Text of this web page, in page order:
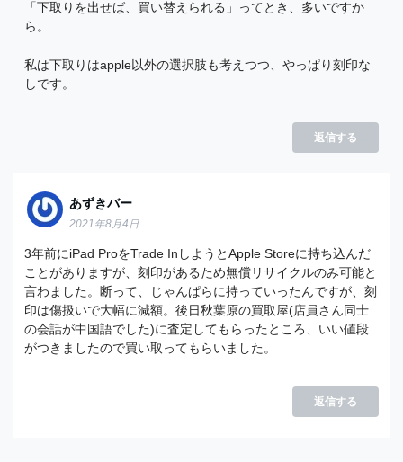
「下取りを出せば、買い替えられる」ってとき、多いですか
ら。
私は下取りはapple以外の選択肢も考えつつ、やっぱり刻印な
しです。
返信する
あずきバー
2021年8月4日
3年前にiPad ProをTrade InしようとApple Storeに持ち込んだ
ことがありますが、刻印があるため無償リサイクルのみ可能と
言わました。断って、じゃんぱらに持っていったんですが、刻
印は傷扱いで大幅に減額。後日秋葉原の買取屋(店員さん同士
の会話が中国語でした)に査定してもらったところ、いい値段
がつきましたので買い取ってもらいました。
返信する